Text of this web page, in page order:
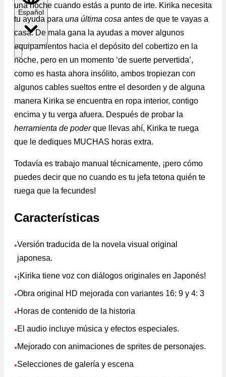
Español
una noche cuando estás a punto de irte. Kirika necesita
tu ayuda para una última cosa antes de que te vayas a
casa. De mala gana la ayudas a mover algunos
equipamientos hacia el depósito del cobertizo en la
noche, pero en un momento ‘de suerte pervertida’,
como es hasta ahora insólito, ambos tropiezan con
algunos cables sueltos entre el desorden y de alguna
manera Kirika se encuentra en ropa interior, contigo
encima y tu verga afuera. Después de probar la
herramienta de poderque llevas ahí, Kirika te ruega
que le dediques MUCHAS horas extra.
Todavía es trabajo manual técnicamente, ¡pero cómo
puedes decir que no cuando es tu jefa tetona quién te
ruega que la fecundes!
Características
●Versión traducida de la novela visual original
japonesa.
● ¡Kirika tiene voz con diálogos originales en Japonés!
●Obra original HD mejorada con variantes 16: 9 y 4: 3
● Horas de contenido de la historia
● El audio incluye música y efectos especiales.
● Mejorado con animaciones de sprites de personajes.
●Selecciones de galería y escena